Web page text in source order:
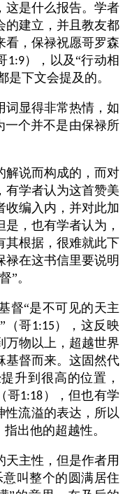
这是什么报告。学者
的建立，并且教友都
看，保禄祝愿哥罗森
1:9），以及“行动相
是下文会提及的。
词显得非常热情，如
一个并不是由保禄所
解说而构成的，而对
有学者认为这首赞美
收编入内，并对此加
，也有学者认为，
其根据，很难就此下
禄在这书信里要说明
”。
督“是不可见的天主
（哥1:15 ），这反映
万物以上，超越世界
基督而来。这固然代
升到很高的位置，
哥1:18 ），但也有学
性流溢的表达，所以
出他的超越性。
天主性，但是作者用
叫整个的圆满居住